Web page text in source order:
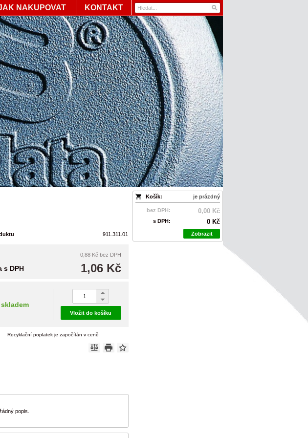
NAKUPOVAT KONTAKT
Košík: je prázdný
bez DPH: 0,00 Kč
s DPH: 0 Kč
Zobrazit
911.311.01
0,88 Kč bez DPH
1,06 Kč
s DPH
skladem
Vložit do košíku
Recyklační poplatek je započítán v ceně
popis.